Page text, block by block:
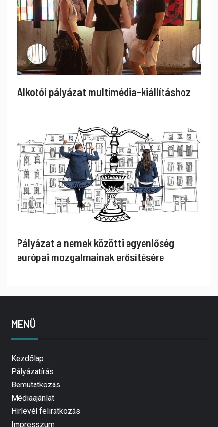
Alkotói pályázat multimédia-kiállításhoz
Pályázat a nemek közötti egyenlőség
európai mozgalmainak erősítésére
MENÜ
Kezdőlap
Pályázatírás
Bemutatkozás
Médiaajánlat
Hírlevél feliratkozás
Impresszum